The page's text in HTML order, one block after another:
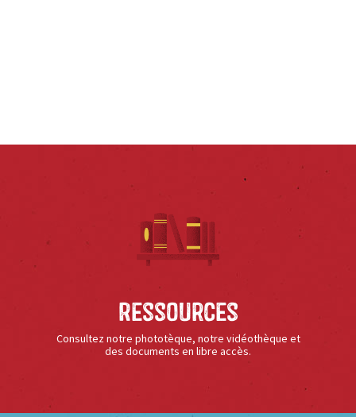
Ressources
Consultez notre phototèque, notre vidéothèque et
des documents en libre accès.